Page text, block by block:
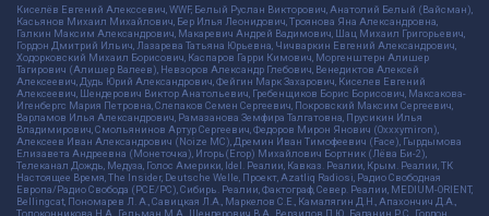
Киселёв Евгений Алекссевич, WWF, Белый Руслан Викторович, Анатолий Белый (Вайсман),
Касьянов Михаил Михайлович, Бер Илья Леонидович, Троянова Яна Александровна,
Галкин Максим Александрович, Макаревич Андрей Вадимович, Шац Михаил Григорьевич,
Гордон Дмитрий Ильич, Лазарева Татьяна Юрьевна, Чичваркин Евгений Александрович,
Ходорковский Михаил Борисович, Каспаров Гарри Кимович, Моргенштерн Алишер
Тагирович (Алишер Валеев), Невзоров Александр Глебович, Венедиктов Алексей
Алексеевич, Дудь Юрий Александрович, Фейгин Марк Захарович, Киселев Евгений
Алексеевич, Шендерович Виктор Анатольевич, Гребенщиков Борис Борисович, Максакова-
Игенбергс Мария Петровна, Слепаков Семен Сергеевич, Покровский Максим Сергеевич,
Варламов Илья Александрович, Рамазанова Земфира Талгатовна, Прусикин Илья
Владимирович, Смольянинов Артур Сергеевич, Федоров Мирон Янович (Oxxxymiron),
Алексеев Иван Александрович (Noize MC), Дремин Иван Тимофеевич (Face), Гырдымова
Елизавета Андреевна (Монеточка), Игорь(Егор) Михайлович Бортник (Лёва Би-2),
Телеканал Дождь, Медуза, Голос Америки, Idel. Реалии, Кавказ. Реалии, Крым. Реалии, ТК
Настоящее Время, The Insider, Deutsche Welle, Проект, Azatliq Radiosi, Радио Свободная
Европа/Радио Свобода (PCE/PC), Сибирь. Реалии, Фактограф, Север. Реалии, MEDIUM-ORIENT,
Bellingcat, Пономарев Л. А., Савицкая Л.А., Маркелов С.Е., Камалягин Д.Н., Апахончич Д.А.,
Толоконникова Н.А., Гельман М.А., Шендерович В.А., Верзилов П.Ю., Баданин Р.С., Гордон,